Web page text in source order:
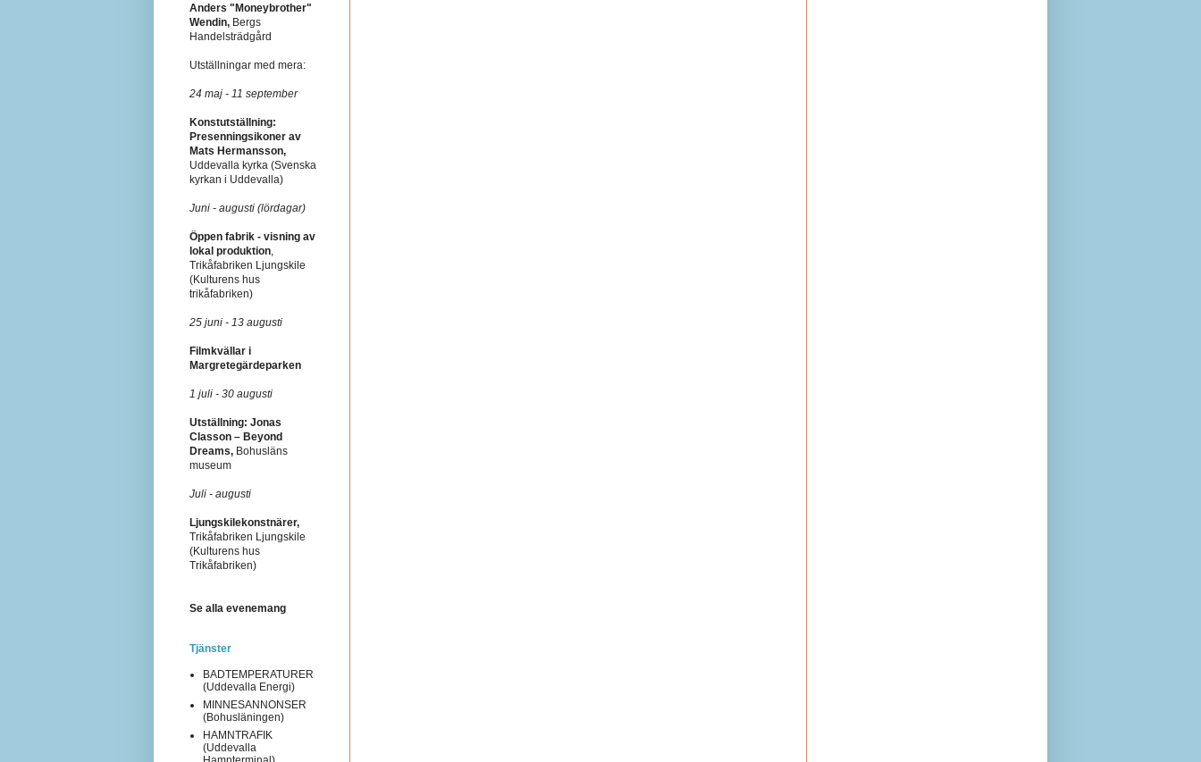
Anders "Moneybrother"
Wendin, Bergs
Handelsträdgård
Utställningar med mera:
24 maj - 11 september
Konstutställning:
Presenningsikoner av
Mats Hermansson,
Uddevalla kyrka (Svenska
kyrkan i Uddevalla)
Juni - augusti (lördagar)
Öppen fabrik - visning av
lokal produktion
Trikåfabriken Ljungskile
(Kulturens hus
trikåfabriken)
25 juni - 13 augusti
Filmkvällar i
Margretegärdeparken
1 juli - 30 augusti
Utställning: Jonas
Classon – Beyond
Dreams, Bohusläns
museum
Juli - augusti
Ljungskilekonstnärer,
Trikåfabriken Ljungskile
(Kulturens hus
Trikåfabriken)
Se alla evenemang
Tjänster
BADTEMPERATURER
(Uddevalla Energi)
MINNESANNONSER
(Bohusläningen)
HAMNTRAFIK
(Uddevalla